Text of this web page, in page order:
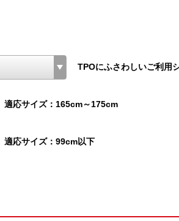
TPOにふさわしいご利用
適応サイズ：165cm～175cm
適応サイズ：99cm以下